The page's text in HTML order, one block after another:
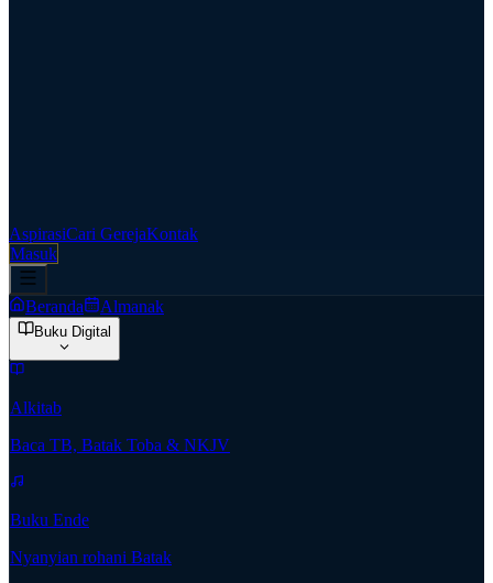
AspirasiCari GerejaKontak
Masuk
Beranda Almanak
Buku Digital
Alkitab
Baca TB, Batak Toba & NKJV
Buku Ende
Nyanyian rohani Batak